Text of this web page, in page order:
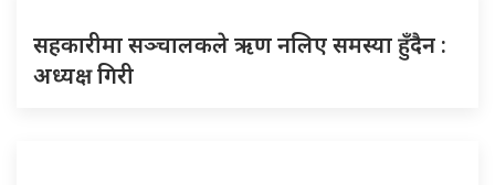
सहकारीमा सञ्चालकले ऋण नलिए समस्या हुँदैन :
अध्यक्ष गिरी